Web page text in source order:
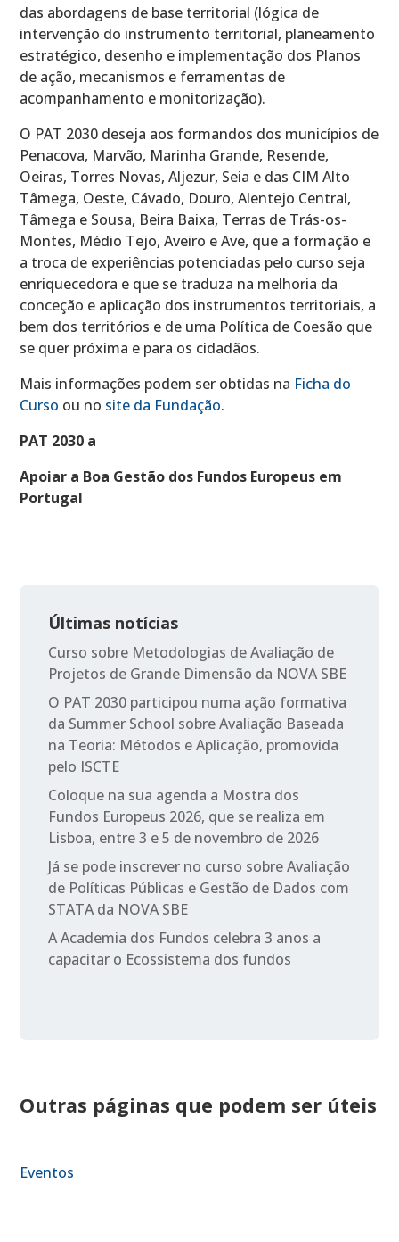
das abordagens de base territorial (lógica de
intervenção do instrumento territorial, planeamento
estratégico, desenho e implementação dos Planos
de ação, mecanismos e ferramentas de
acompanhamento e monitorização).
O PAT 2030 deseja aos formandos dos municípios de
Penacova, Marvão, Marinha Grande, Resende,
Oeiras, Torres Novas, Aljezur, Seia e das CIM Alto
Tâmega, Oeste, Cávado, Douro, Alentejo Central,
Tâmega e Sousa, Beira Baixa, Terras de Trás-os-
Montes, Médio Tejo, Aveiro e Ave, que a formação e
a troca de experiências potenciadas pelo curso seja
enriquecedora e que se traduza na melhoria da
conceção e aplicação dos instrumentos territoriais, a
bem dos territórios e de uma Política de Coesão que
se quer próxima e para os cidadãos.
Mais informações podem ser obtidas na Ficha do
Curso ou no site da Fundação.
PAT 2030 a
Apoiar a Boa Gestão dos Fundos Europeus em
Portugal
Últimas notícias
Curso sobre Metodologias de Avaliação de
Projetos de Grande Dimensão da NOVA SBE
O PAT 2030 participou numa ação formativa
da Summer School sobre Avaliação Baseada
na Teoria: Métodos e Aplicação, promovida
pelo ISCTE
Coloque na sua agenda a Mostra dos
Fundos Europeus 2026, que se realiza em
Lisboa, entre 3 e 5 de novembro de 2026
Já se pode inscrever no curso sobre Avaliação
de Políticas Públicas e Gestão de Dados com
STATA da NOVA SBE
A Academia dos Fundos celebra 3 anos a
capacitar o Ecossistema dos fundos
Outras páginas que podem ser úteis
Eventos